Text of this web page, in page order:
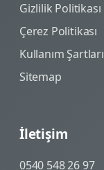
Gizlilik Politikası
Çerez Politikası
Kullanım Şartları
Sitemap
İletişim
0540 548 26 97